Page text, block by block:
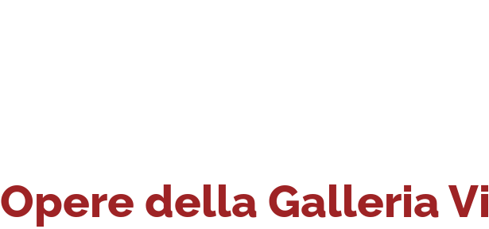
Opere della Galleria